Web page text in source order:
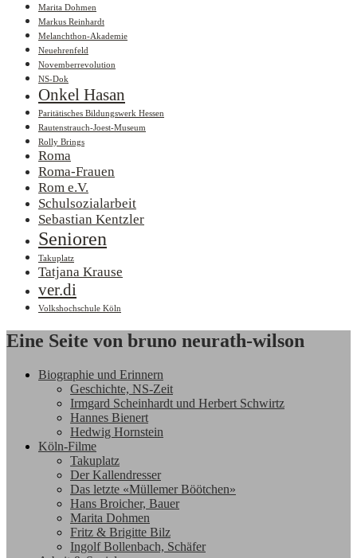
Marita Dohmen
Markus Reinhardt
Melanchthon-Akademie
Neuehrenfeld
Novemberrevolution
NS-Dok
Onkel Hasan
Paritätisches Bildungswerk Hessen
Rautenstrauch-Joest-Museum
Rolly Brings
Roma
Roma-Frauen
Rom e.V.
Schulsozialarbeit
Sebastian Kentzler
Senioren
Takuplatz
Tatjana Krause
ver.di
Volkshochschule Köln
Eine Seite von bruno neurath-wilson
Biographie und Erinnern
Geschichte, NS-Zeit
Irmgard Scheinhardt und Herbert Schwirtz
Hannes Bienert
Hedwig Hornstein
Köln-Filme
Takuplatz
Der Kallendresser
Das letzte «Müllemer Böötchen»
Hans Broicher, Bauer
Marita Dohmen
Fritz & Brigitte Bilz
Ingolf Bollenbach, Schäfer